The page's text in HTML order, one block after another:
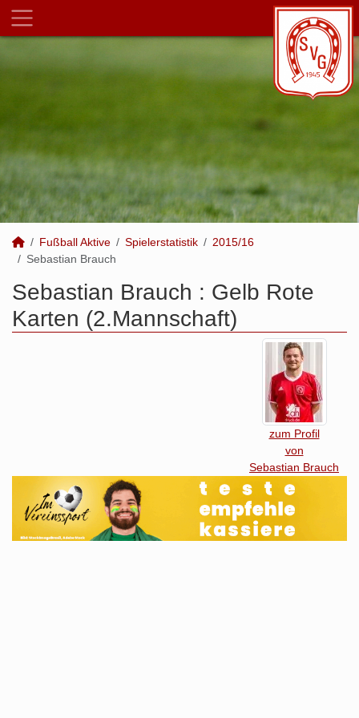
Fußball Aktive Spielerstatistik
2015/16
Sebastian Brauch
Sebastian Brauch : Gelb Rote
Karten (2.Mannschaft)
zum Profil
von
Sebastian Brauch